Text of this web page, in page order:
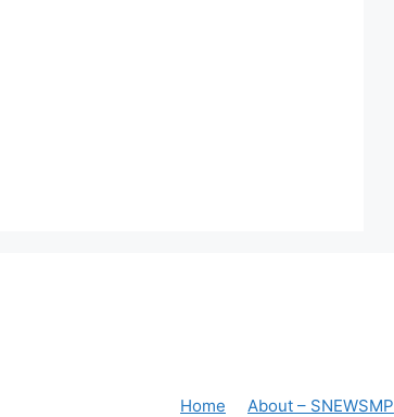
Home About – SNEWSMP